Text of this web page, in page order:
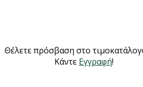
Θέλετε πρόσβαση στο
Κάντε Εγγραφή!